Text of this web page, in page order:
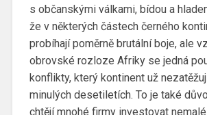
s občanskými válkami, bídou a
že v některých částech černého
probíhají poměrně brutální boje, ale
obrovské rozloze Afriky se jedná
konflikty, který kontinent už
minulých desetiletích. To je také
chtějí mnohé firmy investovat